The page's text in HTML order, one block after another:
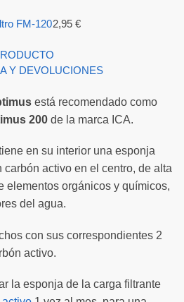
FM-1202,95 €
Y DEVOLUCIONES
está recomendado como
200 de la marca ICA.
en su interior una esponja
activo en el centro, de alta
elementos orgánicos y químicos,
del agua.
con sus correspondientes 2
activo.
la esponja de la carga filtrante